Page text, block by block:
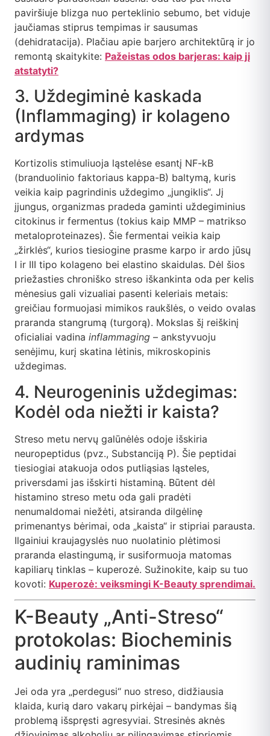
paviršiuje blizga nuo perteklinio sebumo, bet viduje
jaučiamas stiprus tempimas ir sausumas
(dehidratacija). Plačiau apie barjero architektūrą ir jo
remontą skaitykite: Pažeistas odos barjeras: kaip jį
atstatyti?
3. Uždegiminė kaskada
(Inflammaging) ir kolageno
ardymas
Kortizolis stimuliuoja ląstelėse esantį NF-kB
(branduolinio faktoriaus kappa-B) baltymą, kuris
veikia kaip pagrindinis uždegimo „jungiklis“. Jį
įjungus, organizmas pradeda gaminti uždegiminius
citokinus ir fermentus (tokius kaip MMP – matrikso
metaloproteinazes). Šie fermentai veikia kaip
„žirklės“, kurios tiesiogine prasme karpo ir ardo jūsų
I ir III tipo kolageno bei elastino skaidulas. Dėl šios
priežasties chroniško streso iškankinta oda per kelis
mėnesius gali vizualiai pasenti keleriais metais:
greičiau formuojasi mimikos raukšlės, o veido ovalas
praranda stangrumą (turgorą). Mokslas šį reiškinį
oficialiai vadina inflammaging – ankstyvuoju
senėjimu, kurį skatina lėtinis, mikroskopinis
uždegimas.
4. Neurogeninis uždegimas:
Kodėl oda niežti ir kaista?
Streso metu nervų galūnėlės odoje išskiria
neuropeptidus (pvz., Substanciją P). Šie peptidai
tiesiogiai atakuoja odos putliąsias ląsteles,
priversdami jas išskirti histaminą. Būtent dėl
histamino streso metu oda gali pradėti
nenumaldomai niežėti, atsiranda dilgėlinę
primenantys bėrimai, oda „kaista“ ir stipriai parausta.
Ilgainiui kraujagyslės nuo nuolatinio plėtimosi
praranda elastingumą, ir susiformuoja matomas
kapiliarų tinklas – kuperozė. Sužinokite, kaip su tuo
kovoti: Kuperozė: veiksmingi K-Beauty sprendimai.
K-Beauty „Anti-Streso“
protokolas: Biocheminis
audinių raminimas
Jei oda yra „perdegusi“ nuo streso, didžiausia
klaida, kurią daro vakarų pirkėjai – bandymas šią
problemą išspręsti agresyviai. Stresinės aknės